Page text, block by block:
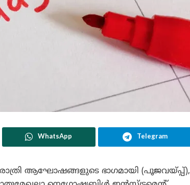
WhatsApp Telegram
ആഘോഷങ്ങളുടെ ഭാഗമായി (പൂജവയ്പ്പ്),